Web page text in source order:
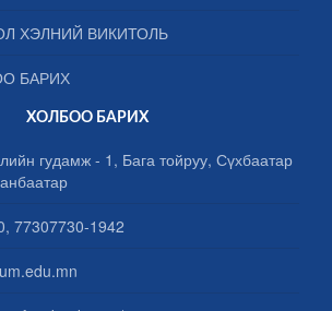
ХЭЛНИЙ ВИКИТОЛЬ
БАРИХ
ХОЛБОО БАРИХ
гудамж - 1, Бага тойруу, Сүхбаатар
77307730-1942